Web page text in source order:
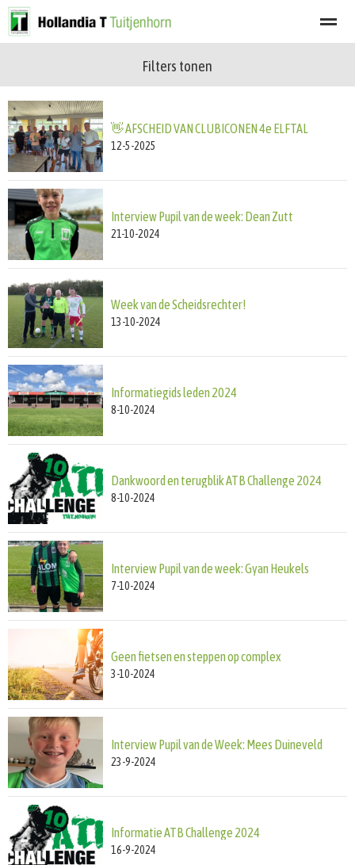
Afgelastingen
Home Zoeken Nieuws Agenda
Filters tonen
👋 AFSCHEID VAN CLUBICONEN 4e ELFTAL
12-5-2025
Interview Pupil van de week: Dean Zutt
21-10-2024
Week van de Scheidsrechter!
13-10-2024
Informatiegids leden 2024
8-10-2024
Dankwoord en terugblik ATB Challenge 2024
8-10-2024
Interview Pupil van de week: Gyan Heukels
7-10-2024
Geen fietsen en steppen op complex
3-10-2024
Interview Pupil van de Week: Mees Duineveld
23-9-2024
Informatie ATB Challenge 2024
16-9-2024